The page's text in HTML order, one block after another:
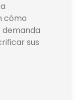
cómo
sus